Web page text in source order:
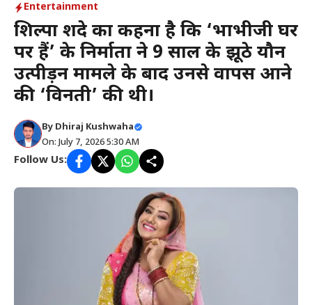
Entertainment
शिल्पा शिंदे का कहना है कि ‘भाभीजी घर
पर हैं’ के निर्माता ने 9 साल के झूठे यौन
उत्पीड़न मामले के बाद उनसे वापस आने
की ‘विनती’ की थी।
By Dhiraj Kushwaha
On: July 7, 2026 5:30 AM
Follow Us: